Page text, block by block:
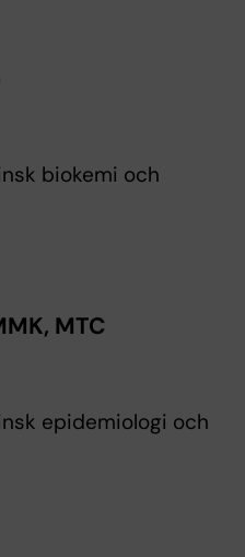
biokemi och
MTC
epidemiologi och